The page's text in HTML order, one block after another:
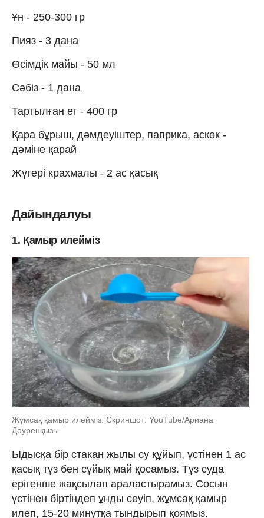
Ұн - 250-300 гр
Пияз - 3 дана
Өсімдік майы - 50 мл
Сәбіз - 1 дана
Тартылған ет - 400 гр
Қара бұрыш, дәмдеуіштер, паприка, аскөк -
дәміне қарай
Жүгері крахмалы - 2 ас қасық
Дайындалуы
1. Қамыр илейміз
Жұмсақ қамыр илейміз. Скриншот: YouTube/Ариана
Дәуренқызы
Ыдысқа бір стакан жылы су құйып, үстінен 1 ас
қасық тұз бен сұйық май қосамыз. Тұз суда
ерігенше жақсылап араластырамыз. Сосын
үстінен біртіндеп ұнды сеуіп, жұмсақ қамыр
илеп, 15-20 минутқа тындырып қоямыз.